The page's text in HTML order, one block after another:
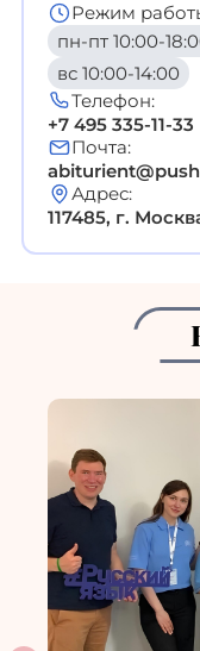
Режим
пн-пт 10:00-
вс 10:00-14:00
Телефон:
+7 495 335-11-33
Почта:
Адрес:
117485, г.